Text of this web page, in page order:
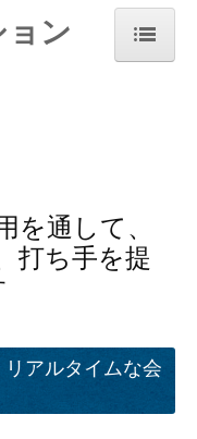
ョン
を通して、
打ち手を提
アルタイムな会